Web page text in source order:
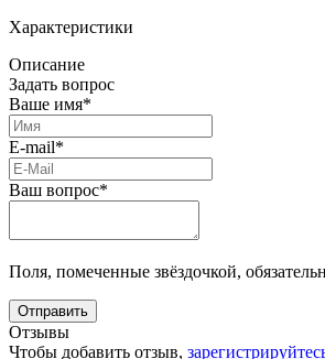
Характеристики
Описание
Задать вопрос
Ваше имя*
E-mail*
Ваш вопрос*
Поля, помеченные звёздочкой,
Отзывы
Чтобы добавить отзыв,